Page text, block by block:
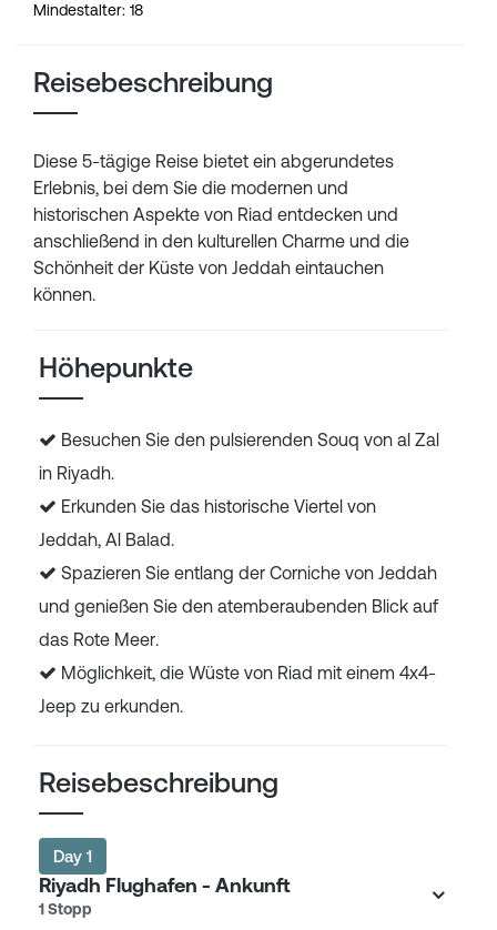
Mindestalter: 18
Reisebeschreibung
Diese 5-tägige Reise bietet ein abgerundetes
Erlebnis, bei dem Sie die modernen und
historischen Aspekte von Riad entdecken und
anschließend in den kulturellen Charme und die
Schönheit der Küste von Jeddah eintauchen
können.
Höhepunkte
Besuchen Sie den pulsierenden Souq von al Zal
in Riyadh.
Erkunden Sie das historische Viertel von
Jeddah, Al Balad.
Spazieren Sie entlang der Corniche von Jeddah
und genießen Sie den atemberaubenden Blick auf
das Rote Meer.
Möglichkeit, die Wüste von Riad mit einem 4x4-
Jeep zu erkunden.
Reisebeschreibung
Day 1
Riyadh Flughafen - Ankunft
1 Stopp